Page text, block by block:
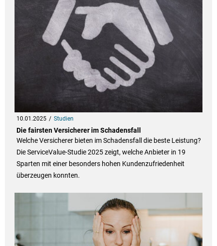
10.01.2025 Studien
Die fairsten Versicherer im Schadensfall
Welche Versicherer bieten im Schadensfall die beste Leistung?
Die ServiceValue-Studie 2025 zeigt, welche Anbieter in 19
Sparten mit einer besonders hohen Kundenzufriedenheit
überzeugen konnten.